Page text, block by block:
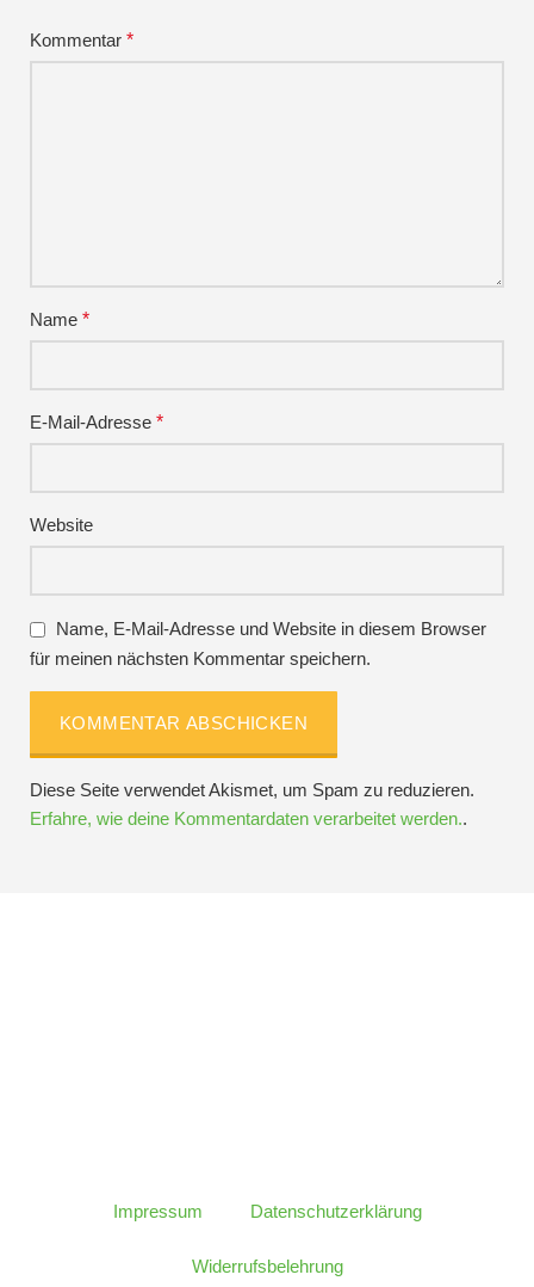
Kommentar *
Name *
E-Mail-Adresse *
Website
Name, E-Mail-Adresse und Website in diesem Browser
für meinen nächsten Kommentar speichern.
Diese Seite verwendet Akismet, um Spam zu reduzieren.
Erfahre, wie deine Kommentardaten verarbeitet werden..
Impressum Datenschutzerklärung
Widerrufsbelehrung